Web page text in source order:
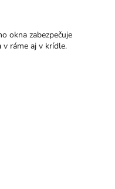
okna zabezpečuje
v ráme aj v krídle.